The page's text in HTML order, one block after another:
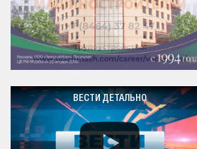
ВЕСТИ ДЕТАЛЬНО